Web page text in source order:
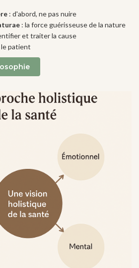
: d'abord, ne pas nuire
: la force guérisseuse de la nature
et traiter la cause
patient